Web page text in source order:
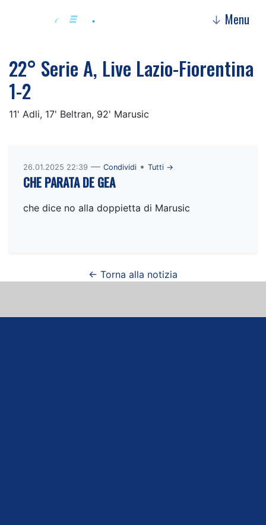
↓ Menu
22° Serie A, Live Lazio-Fiorentina
1-2
11' Adli, 17' Beltran, 92' Marusic
26.01.2025 22:39 — Condividi • Tutti →
CHE PARATA DE GEA
che dice no alla doppietta di Marusic
← Torna alla notizia